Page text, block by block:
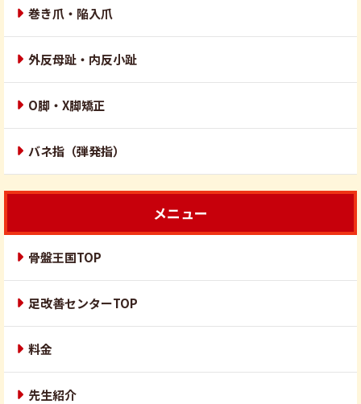
巻き爪・陥入爪
外反母趾・内反小趾
O脚・X脚矯正
バネ指（弾発指）
メニュー
骨盤王国TOP
足改善センターTOP
料金
先生紹介